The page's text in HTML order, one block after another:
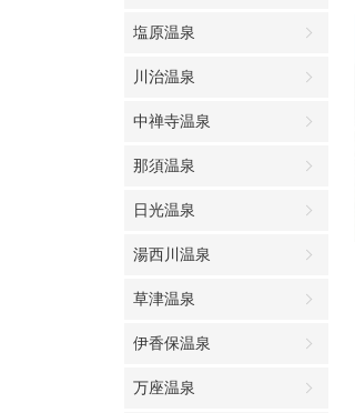
塩原温泉
川治温泉
中禅寺温泉
那須温泉
日光温泉
湯西川温泉
草津温泉
伊香保温泉
万座温泉